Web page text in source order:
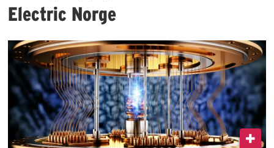
Electric Norge